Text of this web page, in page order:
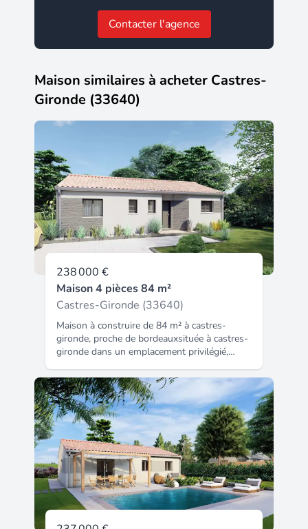
Contacter l'agence
Maison similaires à acheter Castres-
Gironde (33640)
238 000 €
Maison 4 pièces 84 m²
Castres-Gironde (33640)
Maison à construire de 84 m² à castres-
gironde, proche de bordeauxsituée à castres-
gironde dans un emplacement privilégié,
habitable de 84 m² sur un terrain de 535 m².
Elle comprend 4 pièces dont 3 chambres,
une cuisine et une salle de bains équipée
d'une baignoire. Cette maison à édifier est de
plain-pied, proposant ainsi un agencement
simple et accessible. Le terrain qui
l'accompagne s'étend sur 535 m², offrant un
espace extérieur à aménager selon vos
envies. Environnementcastres-gironde est
une commune offrant un cadre calme à
proximité de bordeaux, située à 24 km de la
mer. La maison se trouve à proximité d'une